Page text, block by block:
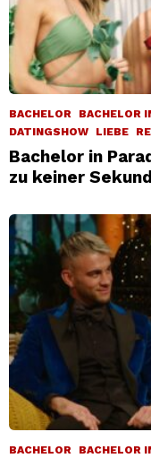
BACHELOR BACHELOR
DATINGSHOW
LIEBE
Bachelor in
zu keiner
BACHELOR BACHELOR